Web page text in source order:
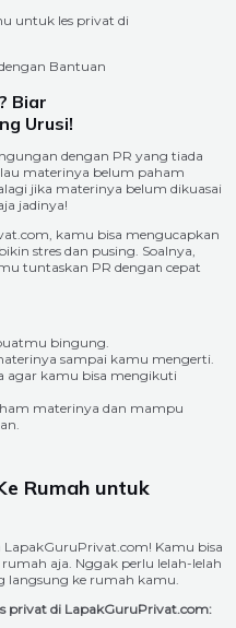
untuk les privat di
Biar
Urusi!
dengan PR yang tiada
materinya belum paham
jika materinya belum dikuasai
jadinya!
kamu bisa mengucapkan
stres dan pusing. Soalnya,
tuntaskan PR dengan cepat
bingung.
sampai kamu mengerti.
agar kamu bisa mengikuti
materinya dan mampu
Rumah untuk
LapakGuruPrivat.com! Kamu bisa
aja. Nggak perlu lelah-lelah
langsung ke rumah kamu.
privat di LapakGuruPrivat.com: